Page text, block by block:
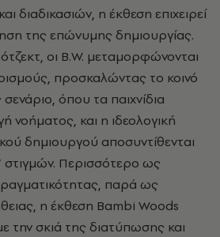
διαδικασιών, η έκθεση επιχειρεί
της επώνυμης δημιουργίας.
οι B.W. μεταμορφώνονται
προσκαλώντας το κοινό
όπου τα παιχνίδια
και η ιδεολογική
δημιουργού αποσυντίθενται
στιγμών. Περισσότερο ως
παρά ως
η έκθεση Bambi Woods
την σκιά της διατύπωσης και